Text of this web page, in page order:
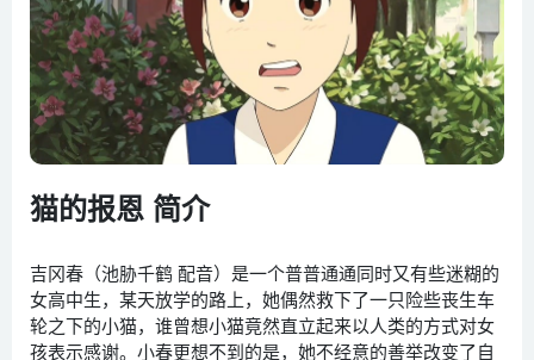
猫的报恩 简介
吉冈春（池胁千鹤 配音）是一个普普通通同时又有些迷糊的
女高中生，某天放学的路上，她偶然救下了一只险些丧生车
轮之下的小猫，谁曾想小猫竟然直立起来以人类的方式对女
孩表示感谢。小春更想不到的是，她不经意的善举改变了自